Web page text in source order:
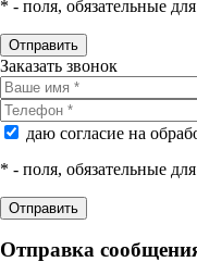
* - поля, обязательные
Заказать звонок
даю согласие на
* - поля, обязательные
Отправка